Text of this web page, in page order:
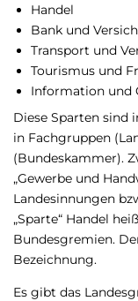
Handel
Bank und
Transport und
Tourismus und
Information und
Diese Sparten sind
in Fachgruppen
(Bundeskammer).
„Gewerbe und
Landesinnungen
„Sparte“ Handel
Bundesgremien.
Bezeichnung.
Es gibt das